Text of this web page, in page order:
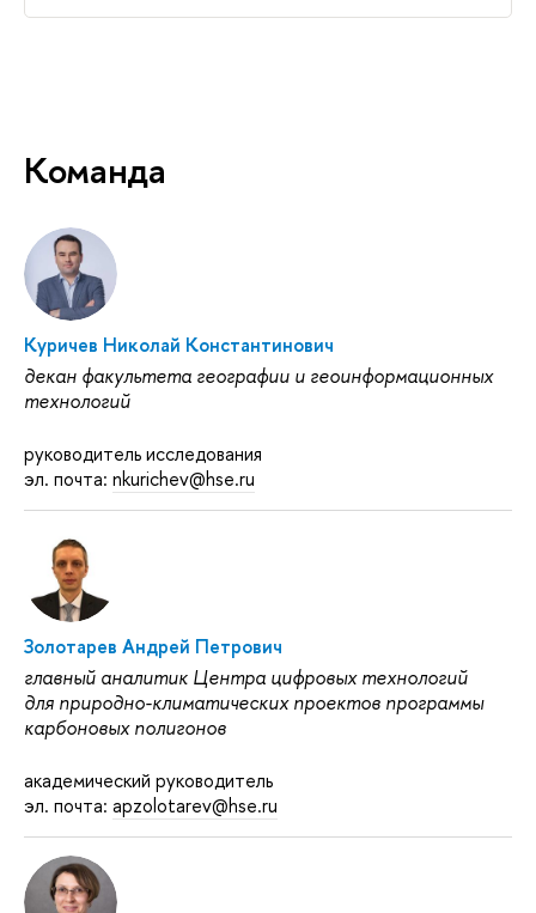
Команда
Куричев Николай Константинович
декан факультета географии и геоинформационных
технологий
руководитель исследования
эл. почта: nkurichev@hse.ru
Золотарев Андрей Петрович
главный аналитик Центра цифровых технологий
для природно-климатических проектов программы
карбоновых полигонов
академический руководитель
эл. почта: apzolotarev@hse.ru